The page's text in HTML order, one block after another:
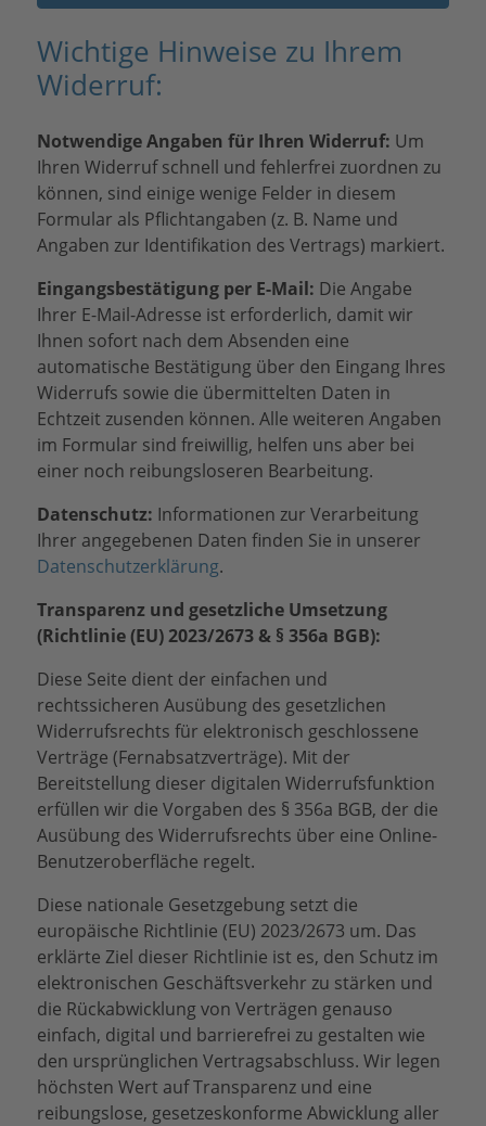
i
e
s
e
F
e
l
d
l
e
r
.
Wichtige Hinweise zu Ihrem
Widerruf:
Notwendige Angaben für Ihren Widerruf: Um
Ihren Widerruf schnell und fehlerfrei zuordnen zu
können, sind einige wenige Felder in diesem
Formular als Pflichtangaben (z. B. Name und
Angaben zur Identifikation des Vertrags) markiert.
Eingangsbestätigung per E-Mail: Die Angabe
Ihrer E-Mail-Adresse ist erforderlich, damit wir
Ihnen sofort nach dem Absenden eine
automatische Bestätigung über den Eingang Ihres
Widerrufs sowie die übermittelten Daten in
Echtzeit zusenden können. Alle weiteren Angaben
im Formular sind freiwillig, helfen uns aber bei
einer noch reibungsloseren Bearbeitung.
Datenschutz: Informationen zur Verarbeitung
Ihrer angegebenen Daten finden Sie in unserer
Datenschutzerklärung.
Transparenz und gesetzliche Umsetzung
(Richtlinie (EU) 2023/2673 & § 356a BGB):
Diese Seite dient der einfachen und
rechtssicheren Ausübung des gesetzlichen
Widerrufsrechts für elektronisch geschlossene
Verträge (Fernabsatzverträge). Mit der
Bereitstellung dieser digitalen Widerrufsfunktion
erfüllen wir die Vorgaben des § 356a BGB, der die
Ausübung des Widerrufsrechts über eine Online-
Benutzeroberfläche regelt.
Diese nationale Gesetzgebung setzt die
europäische Richtlinie (EU) 2023/2673 um. Das
erklärte Ziel dieser Richtlinie ist es, den Schutz im
elektronischen Geschäftsverkehr zu stärken und
die Rückabwicklung von Verträgen genauso
einfach, digital und barrierefrei zu gestalten wie
den ursprünglichen Vertragsabschluss. Wir legen
höchsten Wert auf Transparenz und eine
reibungslose, gesetzeskonforme Abwicklung aller